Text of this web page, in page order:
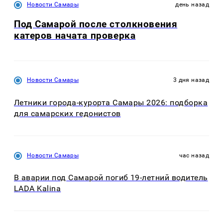
Новости Самары день назад
Под Самарой после столкновения
катеров начата проверка
Новости Самары 3 дня назад
Летники города-курорта Самары 2026: подборка
для самарских гедонистов
Новости Самары час назад
В аварии под Самарой погиб 19-летний водитель
LADA Kalina